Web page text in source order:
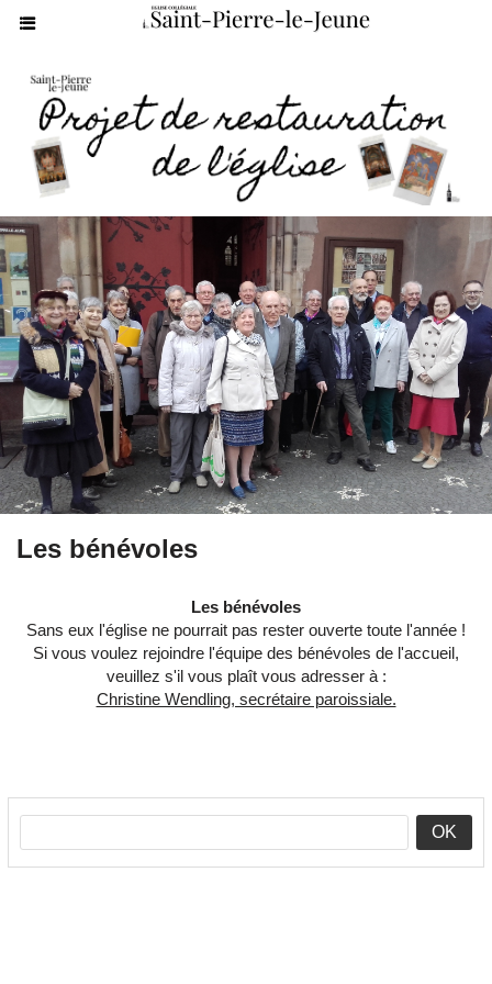
Les bénévoles
Les bénévoles
Sans eux l'église ne pourrait pas rester ouverte toute l'année !
Si vous voulez rejoindre l'équipe des bénévoles de l'accueil,
veuillez s'il vous plaît vous adresser à :
Christine Wendling, secrétaire paroissiale.
OK